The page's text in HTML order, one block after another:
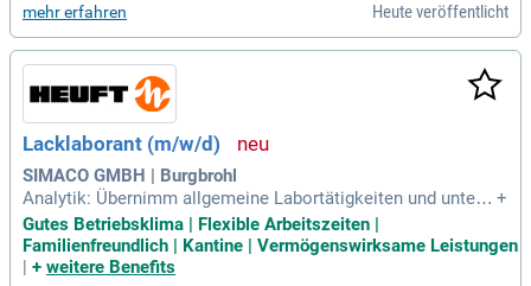
e sicherzustellen, insbesondere in den Bereichen Künstliche
Intelligenz und Human-Computer-Interaction. Zu Ihren Tätig
keiten zählen die Wartung und Aktualisierung von Hardware
und Software sowie die Entwicklung innovativer Setups. Dar
über hinaus bieten Sie technische Beratung und Unterstützu
ng für Studierende an. Bewerben Sie sich jetzt und gestalten
Sie die digitale Zukunft mit!
mehr erfahren Heute veröffentlicht
Lacklaborant (m/w/d)
SIMACO GMBH | Burgbrohl
Analytik: Übernimm allgemeine Labortätigkeiten und unterst
ütze bei der Durchführung von Prüfungen und Versuchen im
Entwicklungsalltag; Laborequipment: Bediene, pflege und w
arte lacktechnische Laborgeräte und sorge für deren sicher
+
Gutes Betriebsklima | Flexible Arbeitszeiten |
Familienfreundlich | Kantine | Vermögenswirksame Leistungen
| + weitere Benefits